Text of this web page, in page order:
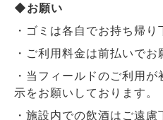
◆お願い
・ゴミは各自でお持ち帰り
・ご利用料金は前払いでお
・当フィールドのご利用
示をお願いしております。
・施設内での飲酒はご遠慮